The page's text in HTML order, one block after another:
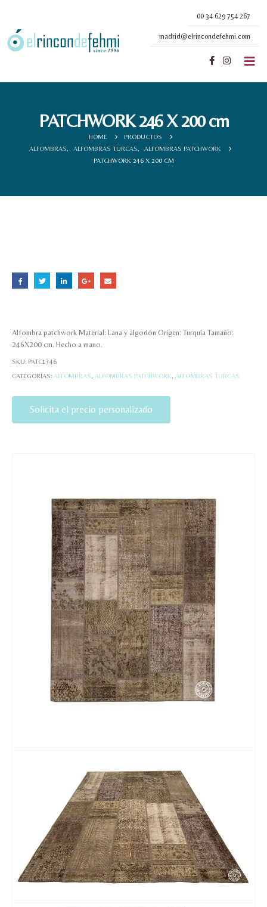
00 34 629 754 267
madrid@elrincondefehmi.com
PATCHWORK 246 X 200 cm
HOME
PRODUCTOS
ALFOMBRAS
ALFOMBRAS TURCAS
ALFOMBRAS PATCHWORK
PATCHWORK 246 X 200 CM
Alfombra patchwork Material: Lana y algodón Origen: Turquía Tamaño:
246X200 cm. Hecho a mano.
SKU: PATC1346
CATEGORÍAS: ALFOMBRAS ALFOMBRAS PATCHWORK ALFOMBRAS TURCAS
Solicita el precio personalizado